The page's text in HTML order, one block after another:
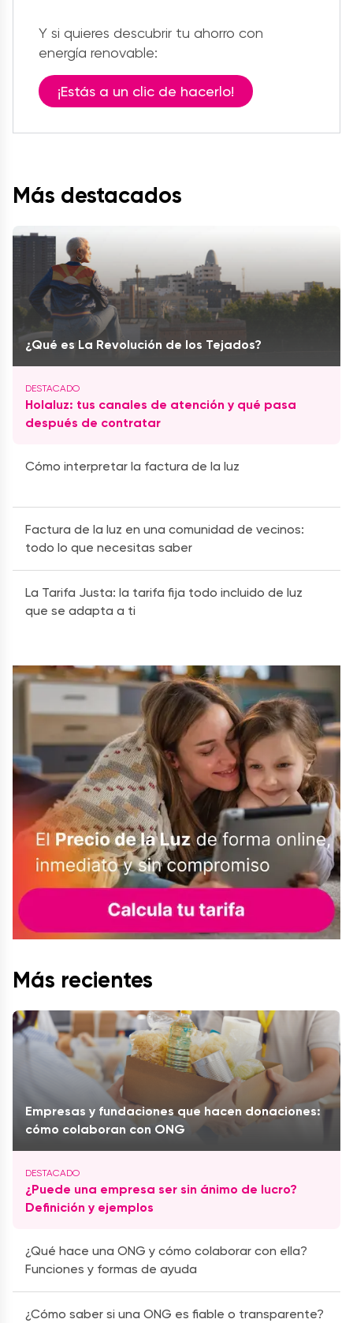
Y si quieres descubrir tu ahorro con
energía renovable:
¡Estás a un clic de hacerlo!
Más destacados
¿Qué es La Revolución de los Tejados?
Holaluz: tus canales de atención y qué pasa
después de contratar
Cómo interpretar la factura de la luz
Factura de la luz en una comunidad de vecinos:
todo lo que necesitas saber
La Tarifa Justa: la tarifa fija todo incluido de luz
que se adapta a ti
Más recientes
Empresas y fundaciones que hacen donaciones:
cómo colaboran con ONG
¿Puede una empresa ser sin ánimo de lucro?
Definición y ejemplos
¿Qué hace una ONG y cómo colaborar con ella?
Funciones y formas de ayuda
¿Cómo saber si una ONG es fiable o transparente?